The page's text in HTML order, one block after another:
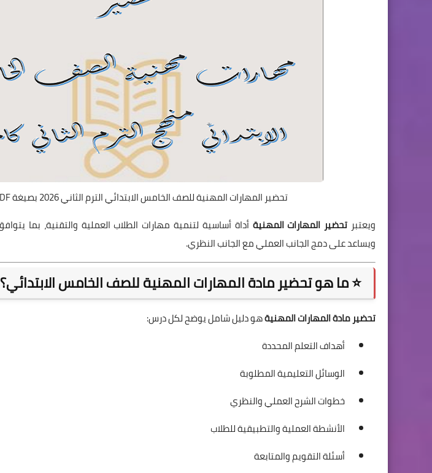
تحضير المهارات المهنية للصف الخامس الابتدائي الترم الثاني 2026 بصيغة PDF مجاني
ويعتبر تحضير المهارات المهنية
ويساعد على دمج الجانب العملي مع الجانب النظري.
⭐ ما هو تحضير مادة المهارات المهنية للصف الخامس الابتدائي؟
تحضير مادة المهارات المهنيةهو دليل شامل يوضح لكل درس:
أهداف التعلم المحددة
الوسائل التعليمية المطلوبة
خطوات الشرح العملي والنظري
الأنشطة العملية والتطبيقية للطلاب
أسئلة التقويم والمتابعة